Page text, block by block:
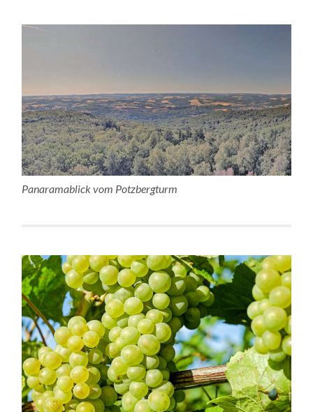
Panaramablick vom Potzbergturm